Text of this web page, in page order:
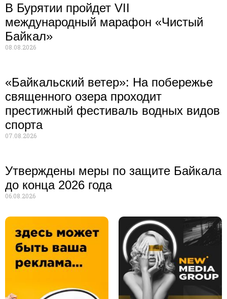
В Бурятии пройдет VII
международный марафон «Чистый
Байкал»
08.08.2026
«Байкальский ветер»: На побережье
священного озера проходит
престижный фестиваль водных видов
спорта
07.08.2026
Утверждены меры по защите Байкала
до конца 2026 года
06.08.2026